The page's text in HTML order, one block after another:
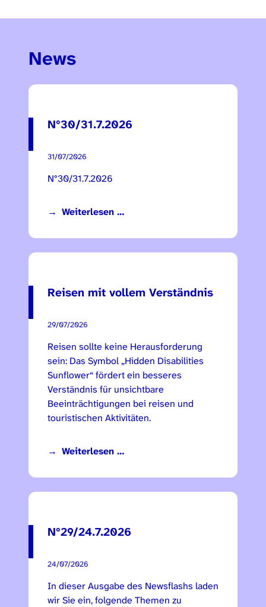
News
N°30/31.7.2026
31/07/2026
N°30/31.7.2026
Weiterlesen …
Reisen mit vollem Verständnis
29/07/2026
Reisen sollte keine Herausforderung
sein: Das Symbol „Hidden Disabilities
Sunflower“ fördert ein besseres
Verständnis für unsichtbare
Beeinträchtigungen bei reisen und
touristischen Aktivitäten.
Weiterlesen …
N°29/24.7.2026
24/07/2026
In dieser Ausgabe des Newsflashs laden
wir Sie ein, folgende Themen zu